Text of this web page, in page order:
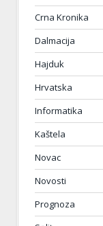
Crna Kronika
Dalmacija
Hajduk
Hrvatska
Informatika
Kaštela
Novac
Novosti
Prognoza